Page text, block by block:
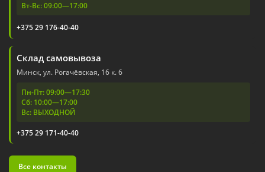
Вт-Вс: 09:00—17:00
+375 29 176-40-40
Склад самовывоза
Минск, ул. Рогачёвская, 16 к. 6
Пн-Пт: 09:00—17:30
Сб: 10:00—17:00
Вс: ВЫХОДНОЙ
+375 29 171-40-40
Все контакты